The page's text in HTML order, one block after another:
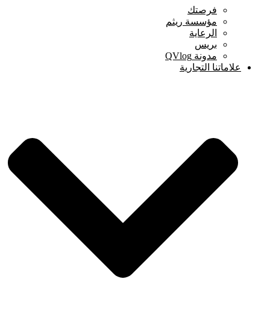
فرصتك
مؤسسة ريثم
الرعاية
بريس
مدونة QVlog
علاماتنا التجارية